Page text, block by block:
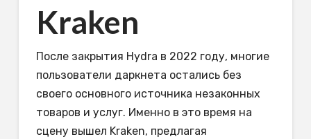
Kraken
После закрытия Hydra в 2022 году, многие
пользователи даркнета остались без
своего основного источника незаконных
товаров и услуг. Именно в это время на
сцену вышел Kraken, предлагая